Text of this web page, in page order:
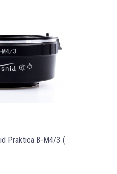
Praktica B-M4/3 (